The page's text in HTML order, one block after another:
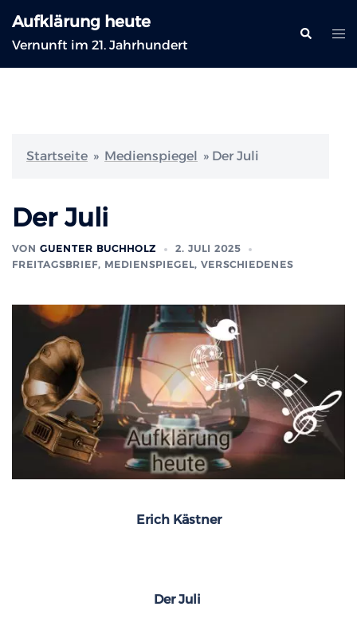
Inhalt
springen
Aufklärung heute
Vernunft im 21. Jahrhundert
Suche
Startseite » Medienspiegel » Der Juli
Der Juli
VON GUENTER BUCHHOLZ
2. JULI 2025
FREITAGSBRIEF, MEDIENSPIEGEL, VERSCHIEDENES
Erich Kästner
Der Juli